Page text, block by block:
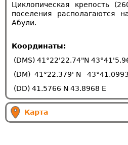
Циклопическая крепость
поселения располагаются
Абули.
Координаты:
(DMS) 41°22'22.74"N
(DM) 41°22.379' N
(DD) 41.5766 N 43.8968 E
Карта